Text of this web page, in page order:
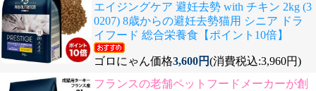
エイジングケア 避妊去勢 with チキン 2kg (3
0207) 8歳からの避妊去勢猫用 シニア ドラ
イフード 総合栄養食【ポイント10倍】
ゴロにゃん価格3,600円(消費税込:3,960円)
フランスの老舗ペットフードメーカーが創